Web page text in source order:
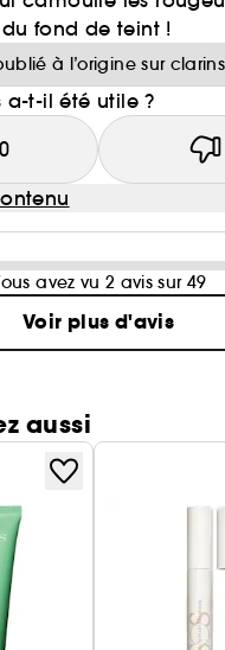
fond de teint !
à l’origine sur
a-t-il été utile ?
0
avez vu 2 avis sur 49
Voir plus d'avis
aussi